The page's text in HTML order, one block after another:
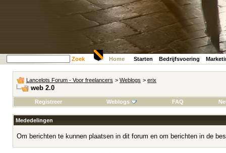
Zoek Home Starten Bedrijfsvoering
Lancelots Forum - Voor freelancers > Weblogs > erix
web 2.0
Registreer Weblogs FAQ
Mededelingen
Om berichten te kunnen plaatsen in dit forum en om berichten in de